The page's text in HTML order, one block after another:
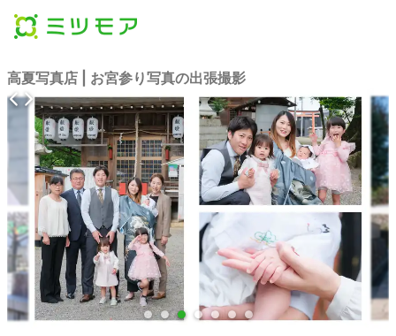
高夏写真店 | お宮参り写真の出張撮影
● ● ● ● ● ● ●